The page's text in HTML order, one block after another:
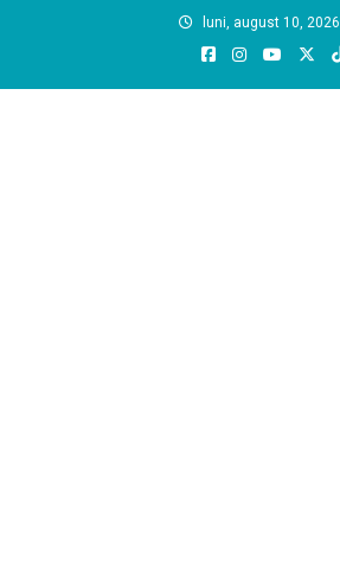
luni, august 10, 2026